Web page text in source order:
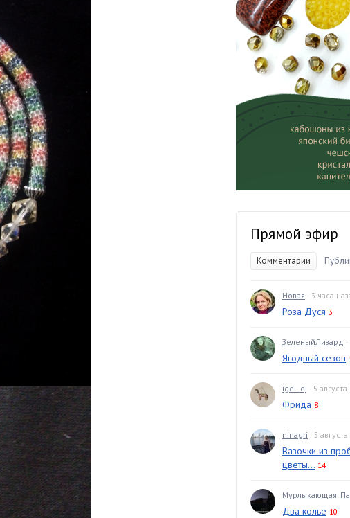
Прямой эфир
Комментарии
Новая · 3 часа
Роза Дуся 3
ЗеленыйЛизард
Ягодный сезон
igel_ej · 5
Фрида 8
ninagri · 5
Вазочки из
цветы... 14
Два колье 10